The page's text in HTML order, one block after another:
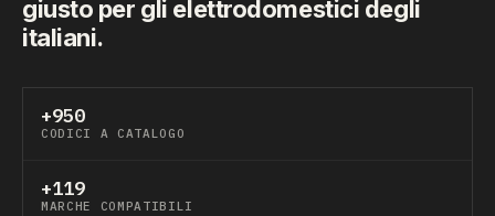
giusto per gli elettrodomestici degli
italiani.
+950
CODICI A CATALOGO
+119
MARCHE COMPATIBILI